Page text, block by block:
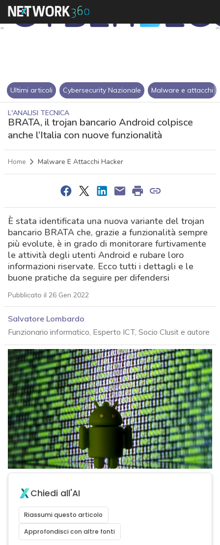
Ultimi articoli Cybersecurity Nazionale Malware e attacchi
L'ANALISI TECNICA
BRATA, il trojan bancario Android colpisce
anche l’Italia con nuove funzionalità
Home Malware E Attacchi Hacker
È stata identificata una nuova variante del trojan
bancario BRATA che, grazie a funzionalità sempre
più evolute, è in grado di monitorare furtivamente
le attività degli utenti Android e rubare loro
informazioni riservate. Ecco tutti i dettagli e le
buone pratiche da seguire per difendersi
Pubblicato il 26 Gen 2022
Salvatore Lombardo
Funzionario informatico, Esperto ICT, Socio Clusit e autore
Chiedi all'AI
Riassumi questo articolo
Approfondisci con altre fonti